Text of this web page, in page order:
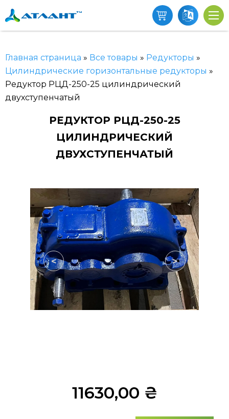
Главная страница » Все товары » Редукторы »
Цилиндрические горизонтальные редукторы »
Редуктор РЦД-250-25 цилиндрический
двухступенчатый
РЕДУКТОР РЦД-250-25
ЦИЛИНДРИЧЕСКИЙ
ДВУХСТУПЕНЧАТЫЙ
< >
11630,00 ₴